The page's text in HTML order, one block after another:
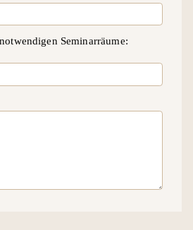
Seminarräume